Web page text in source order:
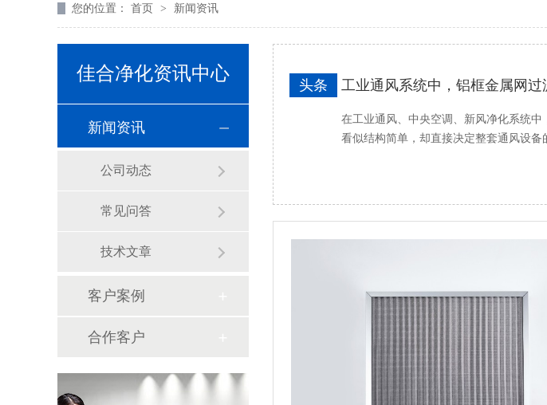
您的位置： 首页 > 新闻资讯
佳合净化资讯中心
新闻资讯
公司动态
常见问答
技术文章
客户案例
合作客户
工业通风系统中，铝框金属网过
头条
在工业通风、中央空调、新风净化系统
看似结构简单，却直接决定整套通风设